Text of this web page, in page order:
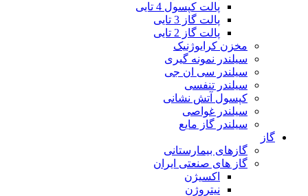
پالت کپسول 4 تایی
پالت گاز 3 تایی
پالت گاز 2 تایی
مخزن کرایوژنیک
سیلندر نمونه گیری
سیلندر سی ان جی
سیلندر تنفسی
کپسول آتش نشانی
سیلندر غواصی
سیلندر گاز مایع
گاز
گازهای بیمارستانی
گاز های صنعتی ایران
اکسیژن
نیتروژن